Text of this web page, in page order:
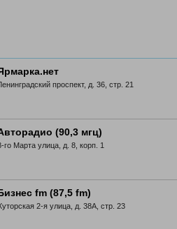
проспект, д. 36, стр. 21
(90,3 мгц)
го Марта улица, д. 8, корп. 1
fm (87,5 fm)
2-я улица, д. 38А, стр. 23